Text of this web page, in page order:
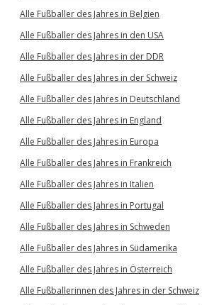
Alle Fußballer des Jahres in Belgien
Alle Fußballer des Jahres in den USA
Alle Fußballer des Jahres in der DDR
Alle Fußballer des Jahres in der Schweiz
Alle Fußballer des Jahres in Deutschland
Alle Fußballer des Jahres in England
Alle Fußballer des Jahres in Europa
Alle Fußballer des Jahres in Frankreich
Alle Fußballer des Jahres in Italien
Alle Fußballer des Jahres in Portugal
Alle Fußballer des Jahres in Schweden
Alle Fußballer des Jahres in Südamerika
Alle Fußballer des Jahres in Österreich
Alle Fußballerinnen des Jahres in der Schweiz